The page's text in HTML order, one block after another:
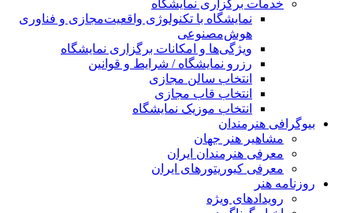
خدمات برگزاری نمایشگاه
نمایشگاه با تکنولوژی واقعیت‌مجازی و فناوری
هوش‌مصنوعی
ویژگی‌ها و امکانات برگزاری نمایشگاه
رزرو نمایشگاه / شرایط و قوانین
انتخاب سالن مجازی
انتخاب قاب مجازی
انتخاب موزیک نمایشگاه
بیوگرافی هنرمندان
مشاهیر هنر جهان
معرفی هنرمندان ایران
معرفی کیوریتورهای ایران
روزنامه هنر
رویدادهای ویژه